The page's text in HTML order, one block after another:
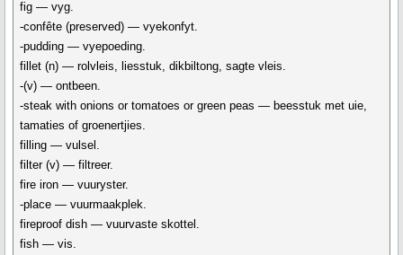
fig — vyg.
-confête (preserved) — vyekonfyt.
-pudding — vyepoeding.
fillet (n) — rolvleis, liesstuk, dikbiltong, sagte vleis.
-(v) — ontbeen.
-steak with onions or tomatoes or green peas — beesstuk met uie,
tamaties of groenertjies.
filling — vulsel.
filter (v) — filtreer.
fire iron — vuuryster.
-place — vuurmaakplek.
fireproof dish — vuurvaste skottel.
fish — vis.